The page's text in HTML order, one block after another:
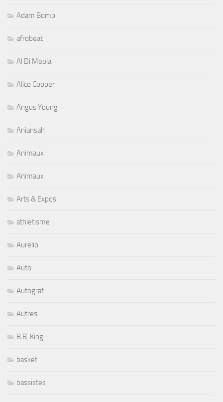
Adam Bomb
afrobeat
Al Di Meola
Alice Cooper
Angus Young
Aniansah
Animaux
Animaux
Arts & Expos
athletisme
Aurelio
Auto
Autograf
Autres
B.B. King
basket
bassistes